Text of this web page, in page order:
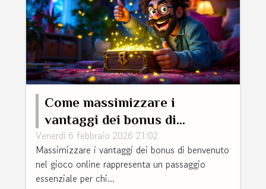
Come massimizzare i
vantaggi dei bonus di
benvenuto nel gioco online?
Venerdì 6 febbraio 2026 21:02
Massimizzare i vantaggi dei bonus di benvenuto
nel gioco online rappresenta un passaggio
essenziale per chi...